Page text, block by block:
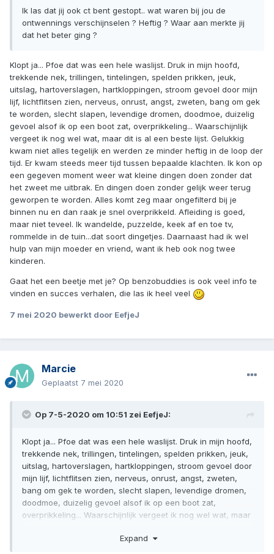
Ik las dat jij ook ct bent gestopt.. wat waren bij jou de
ontwennings verschijnselen ? Heftig ? Waar aan merkte jij
dat het beter ging ?
Klopt ja... Pfoe dat was een hele waslijst. Druk in mijn hoofd,
trekkende nek, trillingen, tintelingen, spelden prikken, jeuk,
uitslag, hartoverslagen, hartkloppingen, stroom gevoel door mijn
lijf, lichtflitsen zien, nerveus, onrust, angst, zweten, bang om gek
te worden, slecht slapen, levendige dromen, doodmoe, duizelig
gevoel alsof ik op een boot zat, overprikkeling... Waarschijnlijk
vergeet ik nog wel wat, maar dit is al een beste lijst. Gelukkig
kwam niet alles tegelijk en werden ze minder heftig in de loop der
tijd. Er kwam steeds meer tijd tussen bepaalde klachten. Ik kon op
een gegeven moment weer wat kleine dingen doen zonder dat
het zweet me uitbrak. En dingen doen zonder gelijk weer terug
geworpen te worden. Alles komt zeg maar ongefilterd bij je
binnen nu en dan raak je snel overprikkeld. Afleiding is goed,
maar niet teveel. Ik wandelde, puzzelde, keek af en toe tv,
rommelde in de tuin...dat soort dingetjes. Daarnaast had ik wel
hulp van mijn moeder en vriend, want ik heb ook nog twee
kinderen.
Gaat het een beetje met je? Op benzobuddies is ook veel info te
vinden en succes verhalen, die las ik heel veel
7 mei 2020 bewerkt door EefjeJ
Marcie
Geplaatst 7 mei 2020
Op 7-5-2020 om 10:51 zei EefjeJ:
Klopt ja... Pfoe dat was een hele waslijst. Druk in mijn hoofd,
trekkende nek, trillingen, tintelingen, spelden prikken, jeuk,
uitslag, hartoverslagen, hartkloppingen, stroom gevoel door
mijn lijf, lichtflitsen zien, nerveus, onrust, angst, zweten,
bang om gek te worden, slecht slapen, levendige dromen,
doodmoe, duizelig gevoel alsof ik op een boot zat,
overprikkeling... Waarschijnlijk vergeet ik nog wel wat, maar
werden ze minder heftig in de loop der tijd. Er kwam steeds
Expand